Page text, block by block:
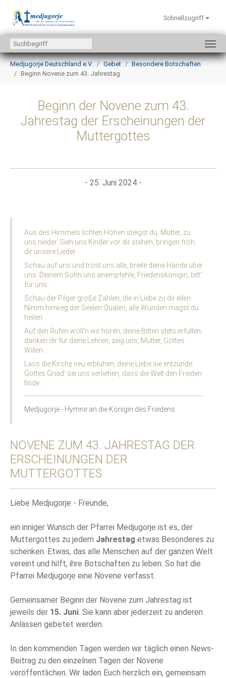
Zum Hauptinhalt springen
Schnellzugriff
Sie sind hier:
Medjugorje Deutschland e.V.
Gebet
Besondere Botschaften
Beginn Novene zum 43. Jahrestag
Beginn der Novene zum 43.
Jahrestag der Erscheinungen der
Muttergottes
- 25. Juni 2024 -
Aus des Himmels lichten Höhen steigst du, Mutter, zu
uns nieder. Sieh uns Kinder vor dir stehen, bringen froh
dir unsere Lieder.
Schau auf uns und tröst uns alle, breite deine Hände über
uns. Deinem Sohn uns anempfehle, Friedenskönigin, bitt'
für uns.
Schau der Pilger große Zahlen, die in Liebe zu dir eilen.
Nimm hinweg der Seelen Qualen, alle Wunden magst du
heilen.
Auf den Rufen woll'n wir hören, deine Bitten stets erfüllen;
danken dir für deine Lehren, zeig uns, Mutter, Gottes
Willen.
Lass die Kirche neu erblühen, deine Liebe sie entzünde.
Gottes Gnad' sei uns verliehen, dass die Welt den Frieden
finde.
Medjugorje - Hymne an die Königin des Friedens
NOVENE ZUM 43. JAHRESTAG DER
ERSCHEINUNGEN DER
MUTTERGOTTES
Liebe Medjugorje - Freunde,
ein inniger Wunsch der Pfarrei Medjugorje ist es, der
Muttergottes zu jedem Jahrestag etwas Besonderes zu
schenken. Etwas, das alle Menschen auf der ganzen Welt
vereint und hilft, ihre Botschaften zu leben. So hat die
Pfarrei Medjugorje eine Novene verfasst.
Gemeinsamer Beginn der Novene zum Jahrestag ist
jeweils der 15. Juni. Sie kann aber jederzeit zu anderen
Anlässen gebetet werden.
In den kommenden Tagen werden wir täglich einen News-
Beitrag zu den einzelnen Tagen der Novene
veröffentlichen. Wir laden Euch herzlich ein, gemeinsam